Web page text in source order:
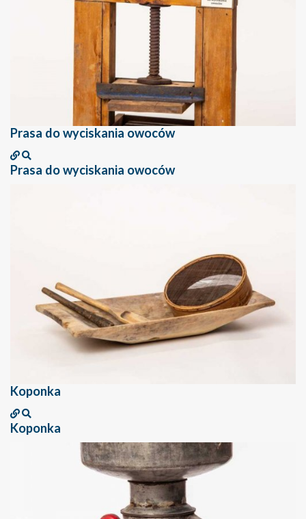
Prasa do wyciskania owoców
Prasa do wyciskania owoców
Koponka
Koponka